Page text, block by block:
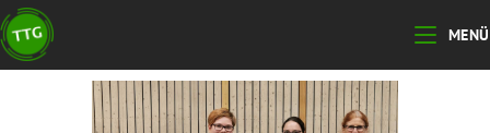
Zum
Inhalt
springen
MENÜ